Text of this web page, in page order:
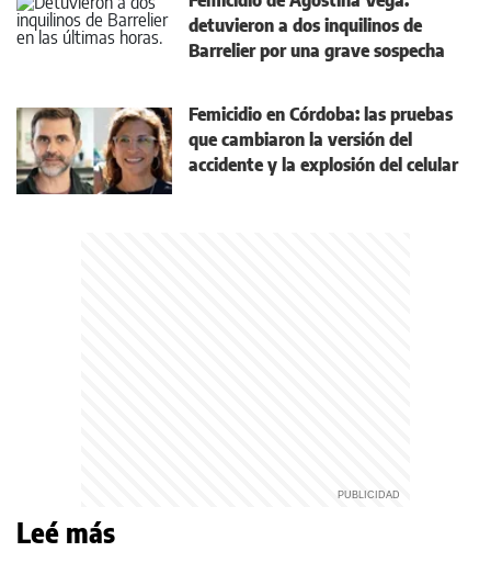
detuvieron a dos inquilinos de
Barrelier por una grave sospecha
Femicidio en Córdoba: las pruebas
que cambiaron la versión del
accidente y la explosión del celular
Leé más